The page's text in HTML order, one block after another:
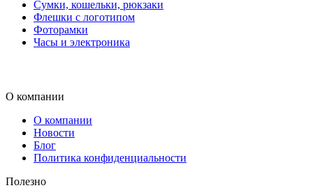
Сумки, кошельки, рюкзаки
Флешки с логотипом
Фоторамки
Часы и электроника
О компании
О компании
Новости
Блог
Политика конфиденциальности
Полезно